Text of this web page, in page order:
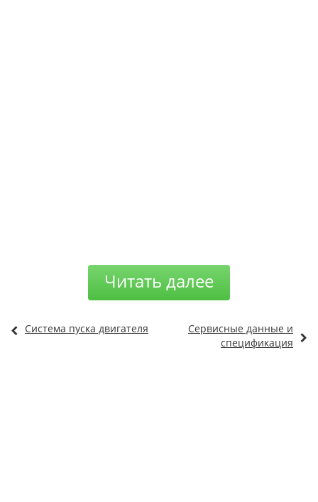
Читать далее
Система пуска двигателя
Сервисные данные и
спецификация